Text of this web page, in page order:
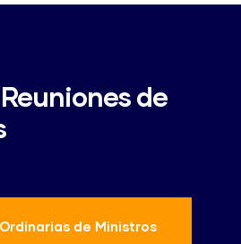
de
de Ministros